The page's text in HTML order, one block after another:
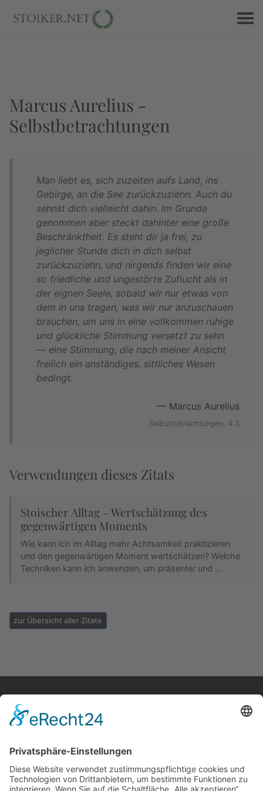
Marcus Aurelius -
Selbstbetrachtungen
Man liebt es, sich zuzeiten aufs Land, ins
Gebirge, an die See zurückzuziehn. Auch du
sehnst dich vielleicht dahin. Im Grunde
genommen aber steckt dahinter eine große
Beschränktheit. Es steht dir ja frei, zu
jeglicher Stunde dich in dich selbst
zurückzuziehn, und nirgends finden wir eine
so friedliche und ungestörte Zuflucht als in
der eignen Seele, sobald wir nur etwas von
dem in uns tragen, was wir nur anzuschauen
brauchen, um uns in eine vollkommen ruhige
und glückliche Stimmung versetzt zu sehn
— ­eine Stimmung, die nach meiner Ansicht
freilich ein anständiges, sittliches Wesen
bedingt.
— Marcus Aurelius
Selbstbetrachtungen, 4.3
Verwendungen dieses Zitats
Stoischer Alltag - Wertschätzung des
gegenwärtigen Moments
Wie kann ich im Alltag mehr Achtsamkeit praktizieren
und den gegenwärtigen Moment wertschätzen? Welche
Techniken kann ich anwenden, um präsenter und …
zur Übersicht aller Zitate
Kostenloses E-Book
Memento Mori
Eine philosophische Meditation über das Leben, den
Tod und die Vergänglichkeit.
Mehr Infos zum E-Book →